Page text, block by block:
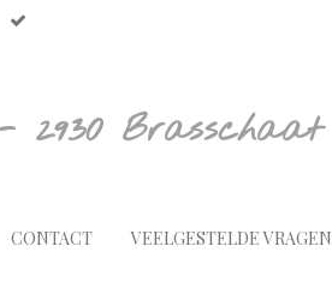
2930 Brasschaat
CONTACT VEELGESTELDE VRAGEN